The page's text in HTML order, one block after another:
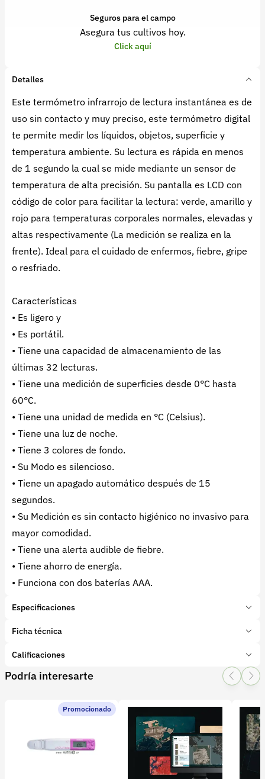
Seguros para el campo
Asegura tus cultivos hoy.
Click aquí
Detalles
Este termómetro infrarrojo de lectura instantánea es de
uso sin contacto y muy preciso, este termómetro digital
te permite medir los líquidos, objetos, superficie y
temperatura ambiente. Su lectura es rápida en menos
de 1 segundo la cual se mide mediante un sensor de
temperatura de alta precisión. Su pantalla es LCD con
código de color para facilitar la lectura: verde, amarillo y
rojo para temperaturas corporales normales, elevadas y
altas respectivamente (La medición se realiza en la
frente). Ideal para el cuidado de enfermos, fiebre, gripe
o resfriado.
Características
• Es ligero y
• Es portátil.
• Tiene una capacidad de almacenamiento de las
últimas 32 lecturas.
• Tiene una medición de superficies desde 0°C hasta
60°C.
• Tiene una unidad de medida en °C (Celsius).
• Tiene una luz de noche.
• Tiene 3 colores de fondo.
• Su Modo es silencioso.
• Tiene un apagado automático después de 15
segundos.
• Su Medición es sin contacto higiénico no invasivo para
mayor comodidad.
• Tiene una alerta audible de fiebre.
• Tiene ahorro de energía.
• Funciona con dos baterías AAA.
Especificaciones
Marca: Leelvis
Tipo de producto:
Subcategoría:Medidores y sensores
Ficha técnica
Calificaciones
1 Star
2 Star
3 Star4 Star
0 calificaciones
0 %
Podría interesarte
Promocionado